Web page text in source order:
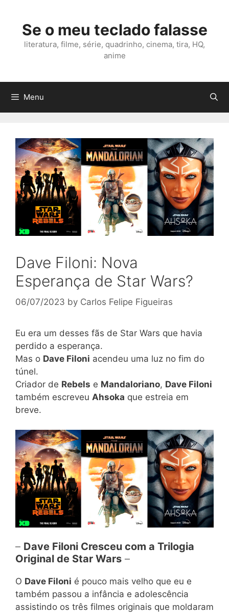
contentSe o meu teclado falasse
literatura, filme, série, quadrinho, cinema, tira, HQ,
anime
Menu
Dave Filoni: Nova
Esperança de Star Wars?
06/07/2023 by Carlos Felipe Figueiras
Eu era um desses fãs de Star Wars que havia
perdido a esperança.
Mas o Dave Filoni acendeu uma luz no fim do
túnel.
Criador de Rebels e Mandaloriano, Dave Filoni
também escreveu Ahsoka que estreia em
breve.
– Dave Filoni Cresceu com a Trilogia
Original de Star Wars –
O Dave Filoni é pouco mais velho que eu e
também passou a infância e adolescência
assistindo os três filmes originais que moldaram